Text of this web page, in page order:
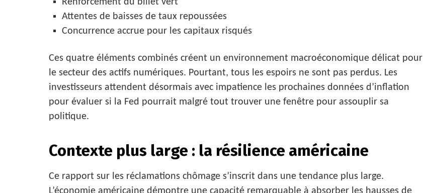
Renforcement du billet vert
Attentes de baisses de taux repoussées
Concurrence accrue pour les capitaux risqués
Ces quatre éléments combinés créent un environnement macroéconomique délicat pour
le secteur des actifs numériques. Pourtant, tous les espoirs ne sont pas perdus. Les
investisseurs attendent désormais avec impatience les prochaines données d’inflation
pour évaluer si la Fed pourrait malgré tout trouver une fenêtre pour assouplir sa
politique.
Contexte plus large : la résilience américaine
Ce rapport sur les réclamations chômage s’inscrit dans une tendance plus large.
L’économie américaine démontre une capacité remarquable à absorber les hausses de